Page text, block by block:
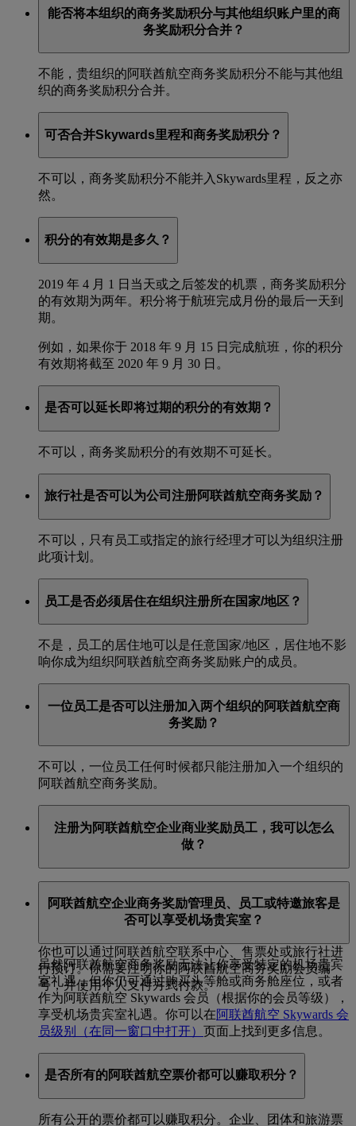
能否将本组织的商务奖励积分与其他组织账户里的商
务奖励积分合并？
不能，贵组织的阿联酋航空商务奖励积分不能与其他组
织的商务奖励积分合并。
可否合并Skywards里程和商务奖励积分？
不可以，商务奖励积分不能并入Skywards里程，反之亦
然。
积分的有效期是多久？
2019 年 4 月 1 日当天或之后签发的机票，商务奖励积分
的有效期为两年。积分将于航班完成月份的最后一天到
期。
例如，如果你于 2018 年 9 月 15 日完成航班，你的积分
有效期将截至 2020 年 9 月 30 日。
是否可以延长即将过期的积分的有效期？
不可以，商务奖励积分的有效期不可延长。
旅行社是否可以为公司注册阿联酋航空商务奖励？
不可以，只有员工或指定的旅行经理才可以为组织注册
此项计划。
员工是否必须居住在组织注册所在国家/地区？
不是，员工的居住地可以是任意国家/地区，居住地不影
响你成为组织阿联酋航空商务奖励账户的成员。
一位员工是否可以注册加入两个组织的阿联酋航空商
务奖励？
不可以，一位员工任何时候都只能注册加入一个组织的
阿联酋航空商务奖励。
注册为阿联酋航空企业商业奖励员工，我可以怎么
做？
订。选择个人支付方式付款，或向计划管理员申请使用
公司信用卡付款。
你也可以通过阿联酋航空联系中心、售票处或旅行社进
行预订。你需要注明你的阿联酋航空商务奖励会员编
号，并使用个人支付方式付款。
阿联酋航空企业商务奖励管理员、员工或特邀旅客是
否可以享受机场贵宾室？
虽然阿联酋航空商务奖励无法让你享受特定的机场贵宾
室礼遇，但你仍可通过购买头等舱或商务舱座位，或者
作为阿联酋航空 Skywards 会员（根据你的会员等级），
享受机场贵宾室礼遇。你可以在阿联酋航空 Skywards 会
员级别
（在同一窗口中打开） 页面上找到更多信息。
是否所有的阿联酋航空票价都可以赚取积分？
所有公开的票价都可以赚取积分。企业、团体和旅游票